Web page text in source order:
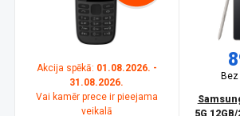
Akcija spēkā: 01.08.2026. -
31.08.2026.
Vai kamēr prece ir pieejama
veikalā
Bez
5G